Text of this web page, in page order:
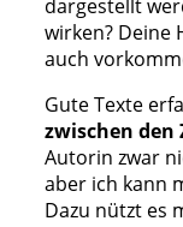
dargestellt
wirken? Deine
auch
Gute Texte
zwischen den
Autorin zwar
aber ich kann
Dazu nützt es